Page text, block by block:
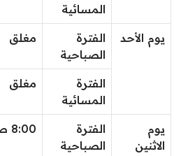
المسائية
يوم الأحد
الفترة
الصباحية
مغلق
الفترة
المسائية
مغلق
يوم
الاثنين
الفترة
الصباحية
8:00 صباحًا